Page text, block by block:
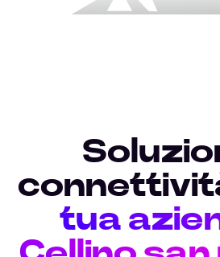
tua